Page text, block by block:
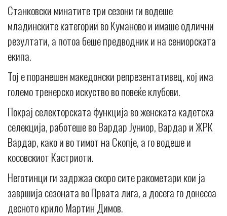
Станковски минатите три сезони ги водеше
младинските категории во Куманово и имаше одлични
резултати, а потоа беше предводник и на сениорската
екипа.
Тој е поранешен македонски репрезентативец, кој има
големо тренерско искуство во повеќе клубови.
Покрај селекторската функција во женската кадетска
селекција, работеше во Вардар Јуниор, Вардар и ЖРК
Вардар, како и во тимот на Скопје, а го водеше и
косовскиот Кастриоти.
Неготинци ги задржаа скоро сите ракометари кои ја
завршија сезоната во Првата лига, а досега го донесоа
десното крило Мартин Димов.